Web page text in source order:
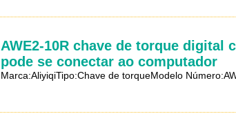
AWE2-10R chave de torque digital
pode se conectar ao computador
Marca:AliyiqiTipo:Chave de torqueModelo